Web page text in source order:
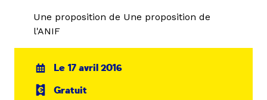
Une proposition de Une proposition de
l'ANIF
Le 17 avril 2016
Gratuit